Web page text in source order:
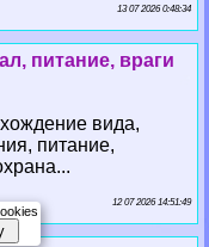
13 07 2026 0:48:34
питание, враги
вида,
питание,
12 07 2026 14:51:49